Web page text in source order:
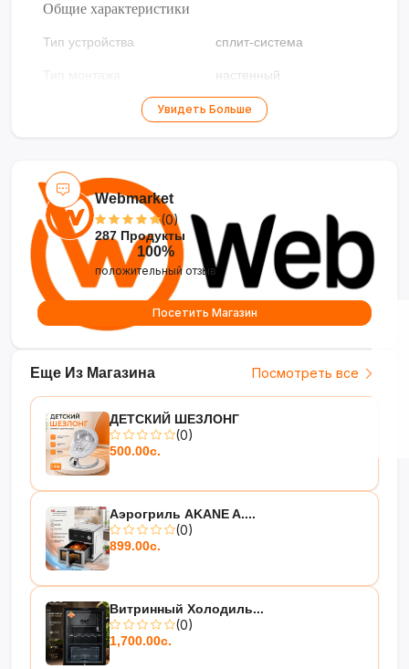
Общие характеристики
Тип устройства сплит-система
настенный
охлаждение, обогрев
Габариты
Ширина внутреннего
блока
30.6 см
Высота внутреннего
блока
92 см
Глубина внутреннего
блока
19.5 см
Вес внутреннего блока
Ширина внешнего
внутреннего блока
49.8 см
Высота внешнего блока
Увидеть Больше
Еще Из Магазина Посмотреть все
ДЕТСКИЙ ШЕЗЛОНГ
(0)
500.00с.
Аэрогриль AKANE A....
(0)
899.00с.
Витринный Холодиль...
(0)
1,700.00с.
Webmarket
(0)
287 Продукты
100%
положительный отзыв
Посетить Магазин